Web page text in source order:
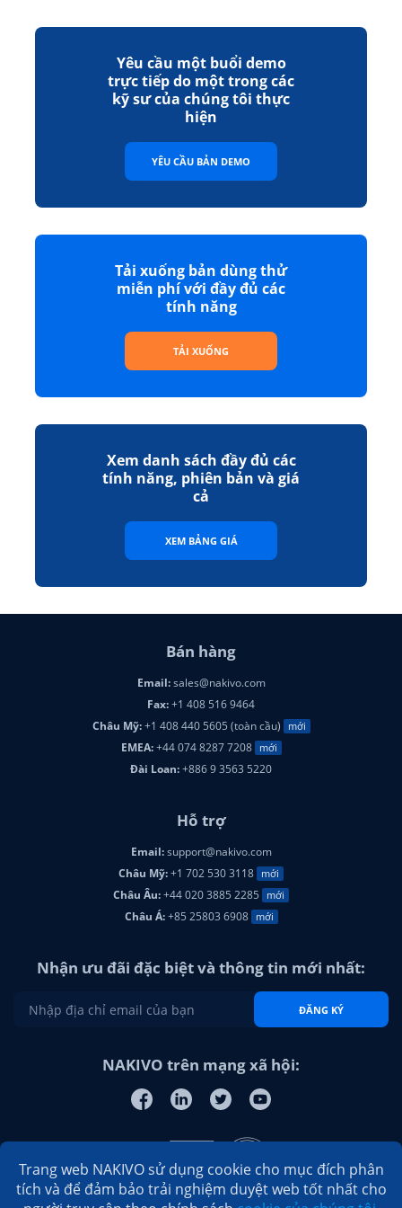
Yêu cầu một buổi demo
trực tiếp do một trong các
kỹ sư của chúng tôi thực
hiện
YÊU CẦU BẢN DEMO
Tải xuống bản dùng thử
miễn phí với đầy đủ các
tính năng
TẢI XUỐNG
Xem danh sách đầy đủ các
tính năng, phiên bản và giá
cả
XEM BẢNG GIÁ
Bán hàng
Email:sales@nakivo.com
Fax:+1 408 516 9464
Châu Mỹ:+1 408 440 5605 (toàn cầu) mới
EMEA:+44 074 8287 7208 mới
Đài Loan:+886 9 3563 5220
Hỗ trợ
Email:support@nakivo.com
Châu Mỹ:+1 702 530 3118 mới
Châu Âu:+44 020 3885 2285 mới
Châu Á:+85 25803 6908 mới
Nhận ưu đãi đặc biệt và thông tin mới nhất:
ĐĂNG KÝ
NAKIVO trên mạng xã hội:
Trang web NAKIVO sử dụng cookie cho mục đích phân
tích và để đảm bảo trải nghiệm duyệt web tốt nhất cho